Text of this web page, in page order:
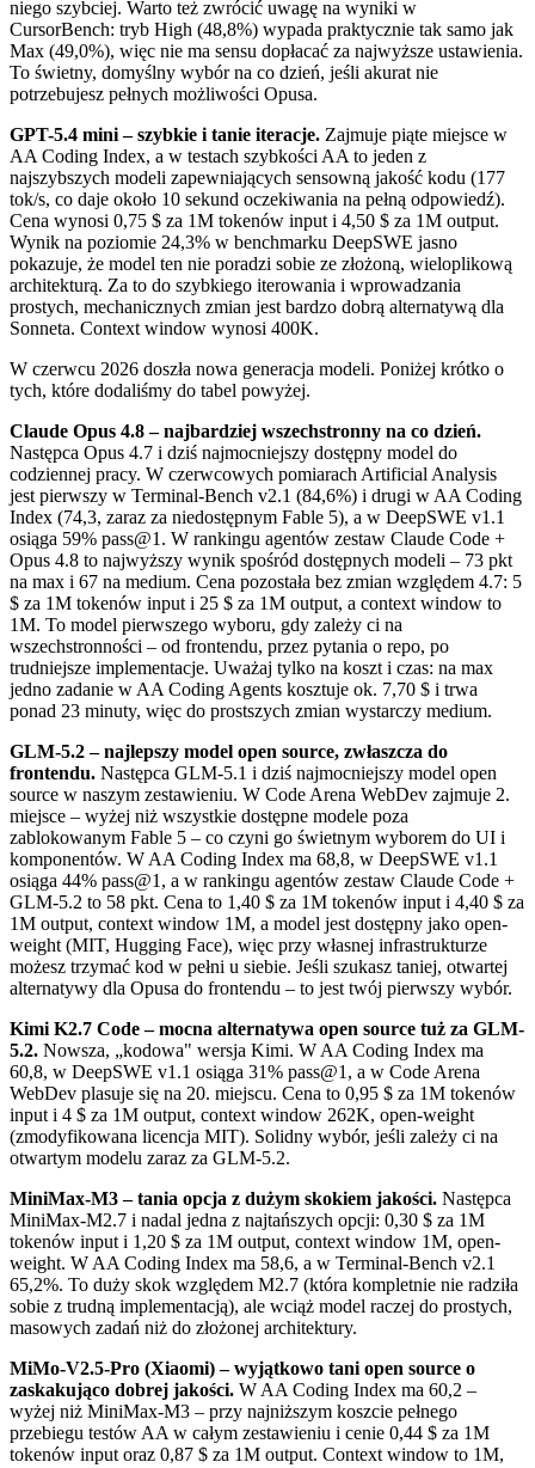
niego szybciej. Warto też zwrócić uwagę na wyniki w
CursorBench: tryb High (48,8%) wypada praktycznie tak samo jak
Max (49,0%), więc nie ma sensu dopłacać za najwyższe ustawienia.
To świetny, domyślny wybór na co dzień, jeśli akurat nie
potrzebujesz pełnych możliwości Opusa.
GPT-5.4 mini – szybkie i tanie iteracje. Zajmuje piąte miejsce w
AA Coding Index, a w testach szybkości AA to jeden z
najszybszych modeli zapewniających sensowną jakość kodu (177
tok/s, co daje około 10 sekund oczekiwania na pełną odpowiedź).
Cena wynosi 0,75 $ za 1M tokenów input i 4,50 $ za 1M output.
Wynik na poziomie 24,3% w benchmarku DeepSWE jasno
pokazuje, że model ten nie poradzi sobie ze złożoną, wieloplikową
architekturą. Za to do szybkiego iterowania i wprowadzania
prostych, mechanicznych zmian jest bardzo dobrą alternatywą dla
Sonneta. Context window wynosi 400K.
W czerwcu 2026 doszła nowa generacja modeli. Poniżej krótko o
tych, które dodaliśmy do tabel powyżej.
Claude Opus 4.8 – najbardziej wszechstronny na co dzień.
Następca Opus 4.7 i dziś najmocniejszy dostępny model do
codziennej pracy. W czerwcowych pomiarach Artificial Analysis
jest pierwszy w Terminal-Bench v2.1 (84,6%) i drugi w AA Coding
Index (74,3, zaraz za niedostępnym Fable 5), a w DeepSWE v1.1
osiąga 59% pass@1. W rankingu agentów zestaw Claude Code +
Opus 4.8 to najwyższy wynik spośród dostępnych modeli – 73 pkt
na max i 67 na medium. Cena pozostała bez zmian względem 4.7: 5
$ za 1M tokenów input i 25 $ za 1M output, a context window to
1M. To model pierwszego wyboru, gdy zależy ci na
wszechstronności – od frontendu, przez pytania o repo, po
trudniejsze implementacje. Uważaj tylko na koszt i czas: na max
jedno zadanie w AA Coding Agents kosztuje ok. 7,70 $ i trwa
ponad 23 minuty, więc do prostszych zmian wystarczy medium.
GLM-5.2 – najlepszy model open source, zwłaszcza do
frontendu. Następca GLM-5.1 i dziś najmocniejszy model open
source w naszym zestawieniu. W Code Arena WebDev zajmuje 2.
miejsce – wyżej niż wszystkie dostępne modele poza
zablokowanym Fable 5 – co czyni go świetnym wyborem do UI i
komponentów. W AA Coding Index ma 68,8, w DeepSWE v1.1
osiąga 44% pass@1, a w rankingu agentów zestaw Claude Code +
GLM-5.2 to 58 pkt. Cena to 1,40 $ za 1M tokenów input i 4,40 $ za
1M output, context window 1M, a model jest dostępny jako open-
weight (MIT, Hugging Face), więc przy własnej infrastrukturze
możesz trzymać kod w pełni u siebie. Jeśli szukasz taniej, otwartej
alternatywy dla Opusa do frontendu – to jest twój pierwszy wybór.
Kimi K2.7 Code – mocna alternatywa open source tuż za GLM-
5.2. Nowsza, „kodowa" wersja Kimi. W AA Coding Index ma
60,8, w DeepSWE v1.1 osiąga 31% pass@1, a w Code Arena
WebDev plasuje się na 20. miejscu. Cena to 0,95 $ za 1M tokenów
input i 4 $ za 1M output, context window 262K, open-weight
(zmodyfikowana licencja MIT). Solidny wybór, jeśli zależy ci na
otwartym modelu zaraz za GLM-5.2.
MiniMax-M3 – tania opcja z dużym skokiem jakości. Następca
MiniMax-M2.7 i nadal jedna z najtańszych opcji: 0,30 $ za 1M
tokenów input i 1,20 $ za 1M output, context window 1M, open-
weight. W AA Coding Index ma 58,6, a w Terminal-Bench v2.1
65,2%. To duży skok względem M2.7 (która kompletnie nie radziła
sobie z trudną implementacją), ale wciąż model raczej do prostych,
masowych zadań niż do złożonej architektury.
MiMo-V2.5-Pro (Xiaomi) – wyjątkowo tani open source o
zaskakująco dobrej jakości. W AA Coding Index ma 60,2 –
wyżej niż MiniMax-M3 – przy najniższym koszcie pełnego
przebiegu testów AA w całym zestawieniu i cenie 0,44 $ za 1M
tokenów input oraz 0,87 $ za 1M output. Context window to 1M,